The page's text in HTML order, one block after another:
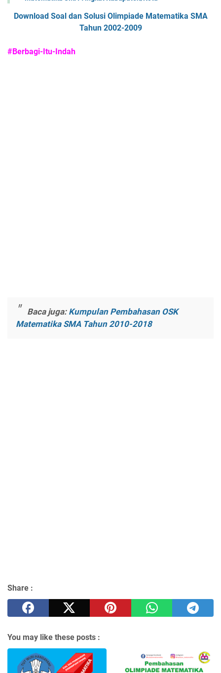
Download Soal dan Solusi Olimpiade Matematika SMA
Tahun 2002-2009
#Berbagi-Itu-Indah
Baca juga: Kumpulan Pembahasan OSK
Matematika SMA Tahun 2010-2018
Share :
You may like these posts :